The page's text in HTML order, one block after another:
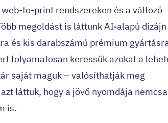
to-print rendszereken és a változó
megoldást is láttunk AI-alapú dizájn
és kis darabszámú prémium
folyamatosan keressük azokat a
saját maguk – valósíthatják meg
láttuk, hogy a jövő nyomdája
is.